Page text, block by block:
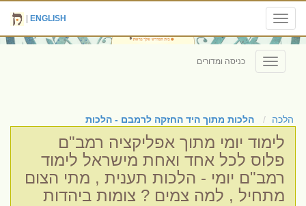
Toggle
navigation
ENGLISH
Toggle
navigation
כניסה ומדורים
הלכה הלכות מתוך היד החזקה לרמבם - הלכות
לימוד יומי מתוך אפליקציה רמב"ם
פלוס לכל אחד ואחת מישראל לימוד
רמב"ם יומי - הלכות תענית , מתי הצום
מתחיל , למה צמים ? צומות ביהדות